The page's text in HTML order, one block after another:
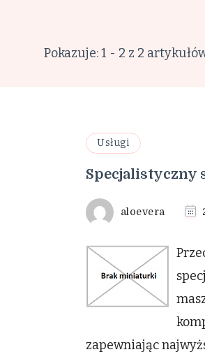
Pokazuje: 1 - 2 z 2
Usługi
Specjalistyczny
aloevera
zapewniając